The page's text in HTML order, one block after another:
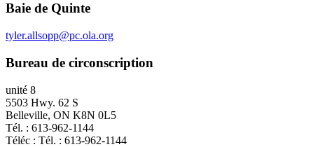
Baie de Quinte
tyler.allsopp@pc.ola.org
Bureau de circonscription
unité 8
5503 Hwy. 62 S
Belleville, ON K8N 0L5
Tél. : 613-962-1144
Téléc : Tél. : 613-962-1144